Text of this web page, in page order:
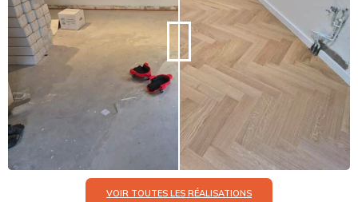
VOIR TOUTES LES RÉALISATIONS